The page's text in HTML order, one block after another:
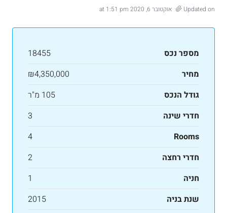
Updated on אוקטובר 6, 2020 at 1:51 pm
מספר נכס
18455
מחיר
₪4,350,000
גודל הנכס
105 מ"ר
חדרי שינה
3
Rooms
4
חדרי רחצה
2
חניה
1
שנת בניה
2015